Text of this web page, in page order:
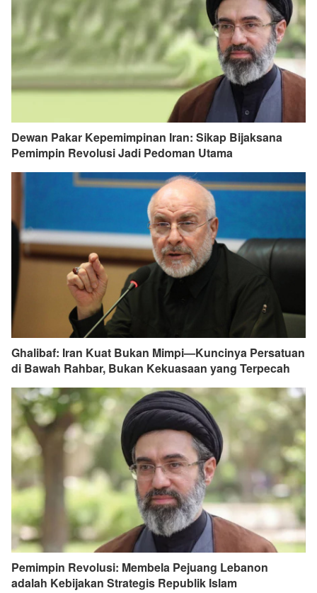
Dewan Pakar Kepemimpinan Iran: Sikap Bijaksana
Pemimpin Revolusi Jadi Pedoman Utama
Ghalibaf: Iran Kuat Bukan Mimpi—Kuncinya Persatuan
di Bawah Rahbar, Bukan Kekuasaan yang Terpecah
Pemimpin Revolusi: Membela Pejuang Lebanon
adalah Kebijakan Strategis Republik Islam